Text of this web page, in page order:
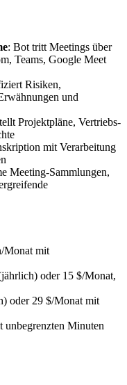
: Bot tritt Meetings über
Teams, Google Meet
Risiken,
und
Projektpläne, Vertriebs-
mit Verarbeitung
Meeting-Sammlungen,
Monat mit
oder 15 $/Monat,
oder 29 $/Monat mit
unbegrenzten Minuten